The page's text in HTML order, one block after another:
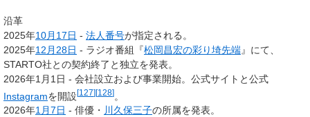
沿革
2025年10月17日 - 法人番号が指定される。
2025年12月28日 - ラジオ番組『松岡昌宏の彩り埼先端』にて、
STARTO社との契約終了と独立を発表。
2026年1月1日 - 会社設立および事業開始。公式サイトと公式
Instagramを開設[127][128]。
2026年1月7日 - 俳優・ 川久保三子の所属を発表。